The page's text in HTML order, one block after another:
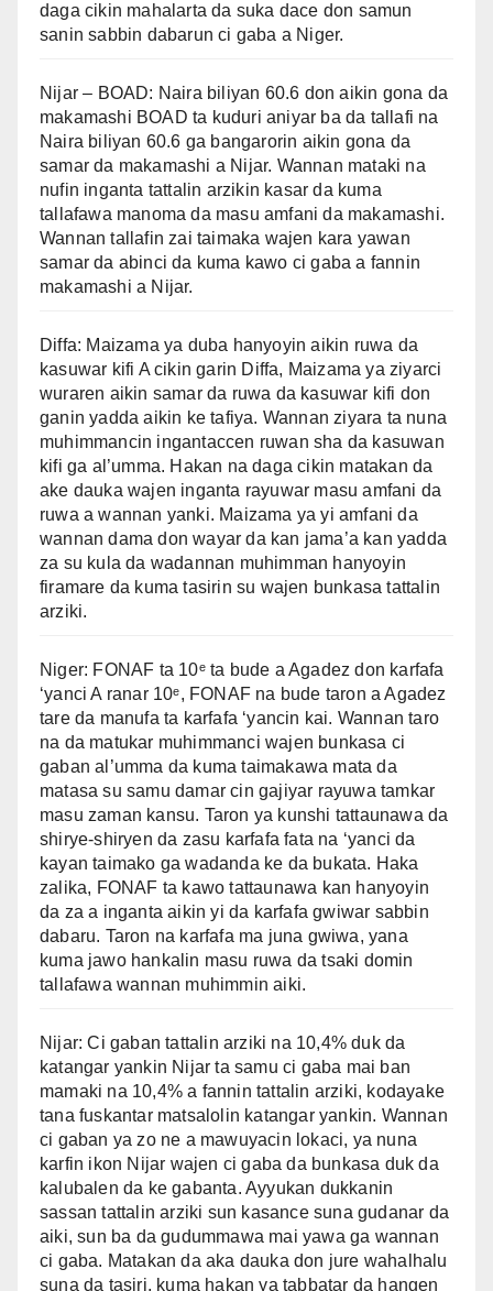
daga cikin mahalarta da suka dace don samun
sanin sabbin dabarun ci gaba a Niger.
Nijar – BOAD: Naira biliyan 60.6 don aikin gona da
makamashi BOAD ta kuduri aniyar ba da tallafi na
Naira biliyan 60.6 ga bangarorin aikin gona da
samar da makamashi a Nijar. Wannan mataki na
nufin inganta tattalin arzikin kasar da kuma
tallafawa manoma da masu amfani da makamashi.
Wannan tallafin zai taimaka wajen kara yawan
samar da abinci da kuma kawo ci gaba a fannin
makamashi a Nijar.
Diffa: Maizama ya duba hanyoyin aikin ruwa da
kasuwar kifi A cikin garin Diffa, Maizama ya ziyarci
wuraren aikin samar da ruwa da kasuwar kifi don
ganin yadda aikin ke tafiya. Wannan ziyara ta nuna
muhimmancin ingantaccen ruwan sha da kasuwan
kifi ga al’umma. Hakan na daga cikin matakan da
ake dauka wajen inganta rayuwar masu amfani da
ruwa a wannan yanki. Maizama ya yi amfani da
wannan dama don wayar da kan jama’a kan yadda
za su kula da wadannan muhimman hanyoyin
firamare da kuma tasirin su wajen bunkasa tattalin
arziki.
Niger: FONAF ta 10ᵉ ta bude a Agadez don karfafa
‘yanci A ranar 10ᵉ, FONAF na bude taron a Agadez
tare da manufa ta karfafa ‘yancin kai. Wannan taro
na da matukar muhimmanci wajen bunkasa ci
gaban al’umma da kuma taimakawa mata da
matasa su samu damar cin gajiyar rayuwa tamkar
masu zaman kansu. Taron ya kunshi tattaunawa da
shirye-shiryen da zasu karfafa fata na ‘yanci da
kayan taimako ga wadanda ke da bukata. Haka
zalika, FONAF ta kawo tattaunawa kan hanyoyin
da za a inganta aikin yi da karfafa gwiwar sabbin
dabaru. Taron na karfafa ma juna gwiwa, yana
kuma jawo hankalin masu ruwa da tsaki domin
tallafawa wannan muhimmin aiki.
Nijar: Ci gaban tattalin arziki na 10,4% duk da
katangar yankin Nijar ta samu ci gaba mai ban
mamaki na 10,4% a fannin tattalin arziki, kodayake
tana fuskantar matsalolin katangar yankin. Wannan
ci gaban ya zo ne a mawuyacin lokaci, ya nuna
karfin ikon Nijar wajen ci gaba da bunkasa duk da
kalubalen da ke gabanta. Ayyukan dukkanin
sassan tattalin arziki sun kasance suna gudanar da
aiki, sun ba da gudummawa mai yawa ga wannan
ci gaba. Matakan da aka dauka don jure wahalhalu
suna da tasiri, kuma hakan ya tabbatar da hangen